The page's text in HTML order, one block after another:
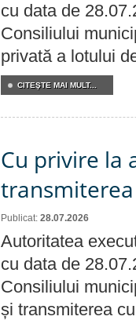
cu data de
Consiliului
privată a lotului
CITEŞTE MAI MULT...
Cu privire la
Publicat: 28.07.2026
Autoritatea
cu data de
Consiliului
și transmiterea